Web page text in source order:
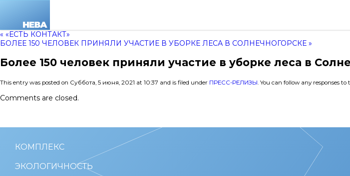
« «ЕСТЬ КОНТАКТ»
БОЛЕЕ 150 ЧЕЛОВЕК ПРИНЯЛИ УЧАСТИЕ В УБОРКЕ ЛЕСА В СОЛНЕЧНОГОРСКЕ »
Более 150 человек приняли участие в уборке леса в
This entry was posted on Суббота, 5 июня, 2021 at 10:37 and is filed under ПРЕСС-РЕЛИЗЫ. You can follow any responses
Comments are closed.
КОМПЛЕКС
ЭКОЛОГИЧНОСТЬ